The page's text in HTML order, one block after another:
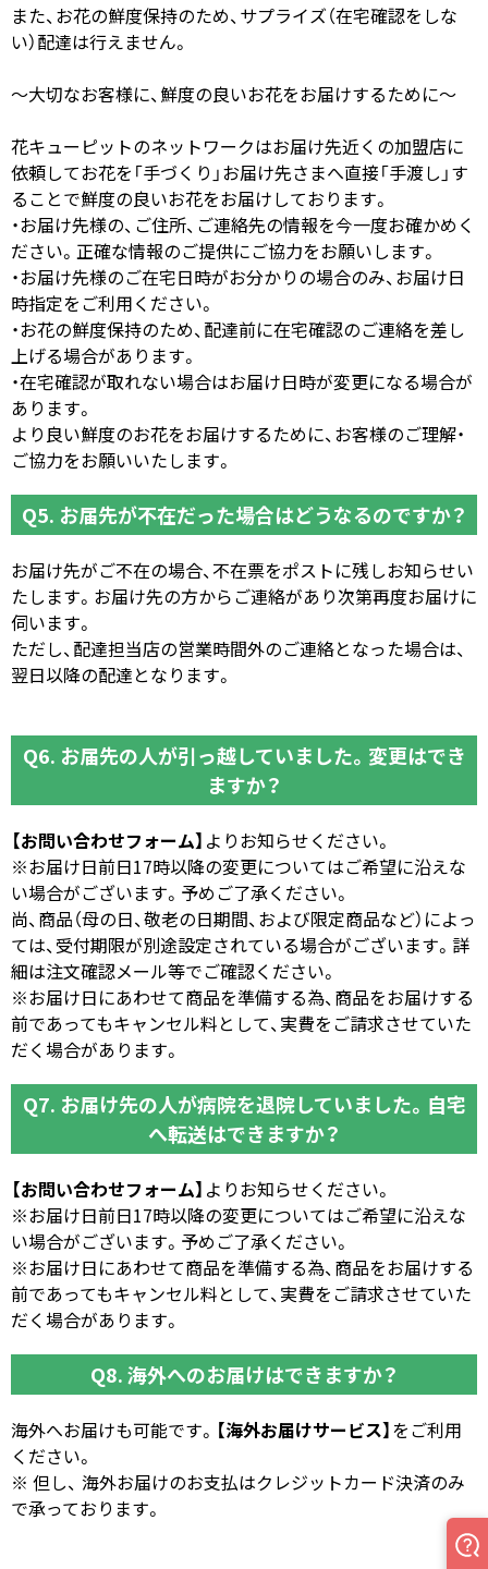
また、お花の鮮度保持のため、サプライズ（在宅確認をしな
い）配達は行えません​。
〜大切なお客様に、鮮度の良いお花をお届けするために〜
花キューピットのネットワークはお届け先近くの加盟店に
依頼してお花を「手づくり」お届け先さまへ直接「手渡し」す
ることで鮮度の良いお花をお届けしております。
・お届け先様の、ご住所、ご連絡先の情報を今一度お確かめく
ださい。正確な情報のご提供にご協力をお願いします。
・お届け先様のご在宅日時がお分かりの場合のみ、お届け日
時指定をご利用ください。
・お花の鮮度保持のため、配達前に在宅確認のご連絡を差し
上げる場合があります。
・在宅確認が取れない場合はお届け日時が変更になる場合が
あります。
より良い鮮度のお花をお届けするために、お客様のご理解・
ご協力をお願いいたします。
Q5. お届先が不在だった場合はどうなるのですか？
お届け先がご不在の場合、不在票をポストに残しお知らせい
たします。お届け先の方からご連絡があり次第再度お届けに
伺います。
ただし、配達担当店の営業時間外のご連絡となった場合は、
翌日以降の配達となります。
Q6. お届先の人が引っ越していました。変更はでき
ますか？
【お問い合わせフォーム】 よりお知らせください。
※お届け日前日17時以降の変更についてはご希望に沿えな
い場合がございます。予めご了承ください。
尚、商品（母の日、敬老の日期間、および限定商品など）によっ
ては、受付期限が別途設定されている場合がございます。詳
細は注文確認メール等でご確認ください。
※お届け日にあわせて商品を準備する為、商品をお届けする
前であってもキャンセル料として、実費をご請求させていた
だく場合があります。
Q7. お届け先の人が病院を退院していました。自宅
へ転送はできますか？
【お問い合わせフォーム】 よりお知らせください。
※お届け日前日17時以降の変更についてはご希望に沿えな
い場合がございます。予めご了承ください。
※お届け日にあわせて商品を準備する為、商品をお届けする
前であってもキャンセル料として、実費をご請求させていた
だく場合があります。
Q8. 海外へのお届けはできますか？
海外へお届けも可能です。 【海外お届けサービス】をご利用
ください。
※ 但し、 海外お届けのお支払はクレジットカード決済のみ
で承っております。